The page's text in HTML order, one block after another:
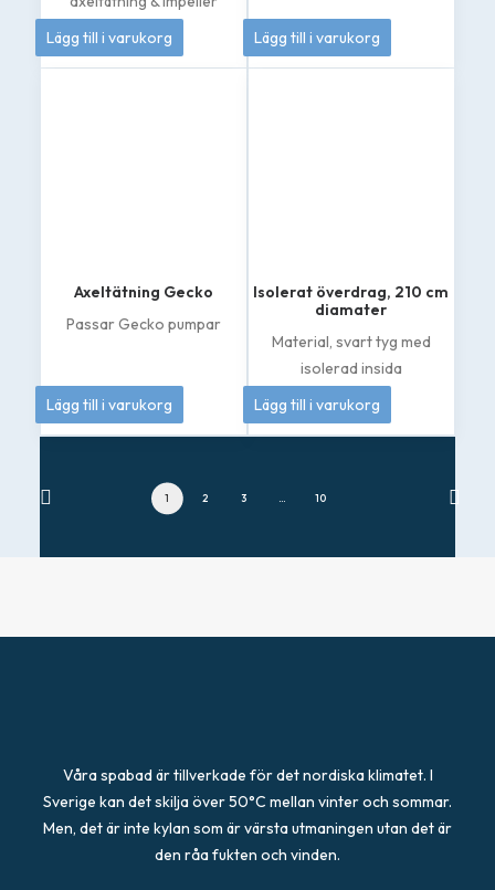
1 895kr
Lägg till i varukorg 1 049kr
Lägg till i varukorg
Axeltätning Gecko
Passar Gecko pumpar
399kr
Lägg till i varukorg
Isolerat överdrag, 210 cm
diamater
Material, svart tyg med
isolerad insida
3 495kr
Lägg till i varukorg
1 2 3 10
Våra spabad är tillverkade för det nordiska klimatet. I
Sverige kan det skilja över 50°C mellan vinter och sommar.
Men, det är inte kylan som är värsta utmaningen utan det är
den råa fukten och vinden.